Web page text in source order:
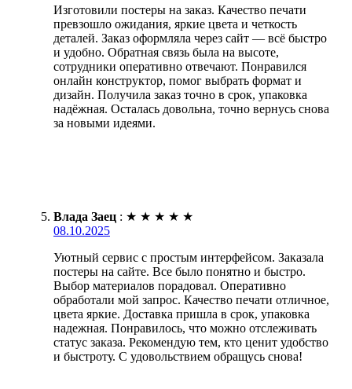
Изготовили постеры на заказ. Качество печати
превзошло ожидания, яркие цвета и четкость
деталей. Заказ оформляла через сайт — всё быстро
и удобно. Обратная связь была на высоте,
сотрудники оперативно отвечают. Понравился
онлайн конструктор, помог выбрать формат и
дизайн. Получила заказ точно в срок, упаковка
надёжная. Осталась довольна, точно вернусь снова
за новыми идеями.
Влада Заец : ★ ★ ★ ★ ★
08.10.2025
Уютный сервис с простым интерфейсом. Заказала
постеры на сайте. Все было понятно и быстро.
Выбор материалов порадовал. Оперативно
обработали мой запрос. Качество печати отличное,
цвета яркие. Доставка пришла в срок, упаковка
надежная. Понравилось, что можно отслеживать
статус заказа. Рекомендую тем, кто ценит удобство
и быстроту. С удовольствием обращусь снова!